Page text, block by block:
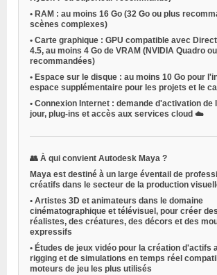
• RAM : au moins 16 Go (32 Go ou plus
scènes complexes)
• Carte graphique : GPU compatible avec
4.5, au moins 4 Go de VRAM (NVIDIA Quadro
recommandées)
• Espace sur le disque : au moins 10 Go pour
espace supplémentaire pour les projets et le
• Connexion Internet : demande d'activation de
jour, plug-ins et accès aux services cloud ☁️
👥 À qui convient Autodesk Maya ?
Maya est destiné à un large éventail de
créatifs dans le secteur de la production
• Artistes 3D et animateurs dans le domaine
cinématographique et télévisuel, pour créer
réalistes, des créatures, des décors et des
expressifs
• Études de jeux vidéo pour la création d'actifs
rigging et de simulations en temps réel
moteurs de jeu les plus utilisés